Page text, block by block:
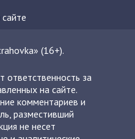
(16+).
ответственность за
на сайте.
комментариев и
разместивший
не несет